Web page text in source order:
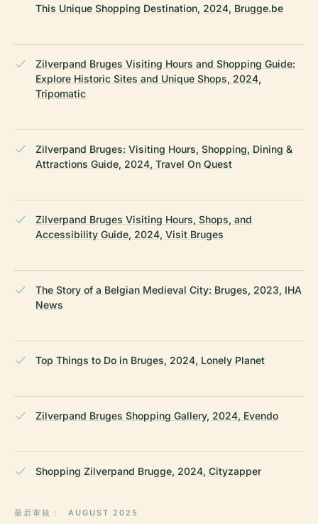
This Unique Shopping Destination, 2024, Brugge.be
Zilverpand Bruges Visiting Hours and Shopping Guide:
Explore Historic Sites and Unique Shops, 2024,
Tripomatic
Zilverpand Bruges: Visiting Hours, Shopping, Dining &
Attractions Guide, 2024, Travel On Quest
Zilverpand Bruges Visiting Hours, Shops, and
Accessibility Guide, 2024, Visit Bruges
The Story of a Belgian Medieval City: Bruges, 2023, IHA
News
Top Things to Do in Bruges, 2024, Lonely Planet
Zilverpand Bruges Shopping Gallery, 2024, Evendo
Shopping Zilverpand Brugge, 2024, Cityzapper
最后审核： AUGUST 2025